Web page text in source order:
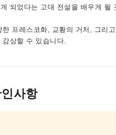
되었다는 고대 전설을 배우게 될
한 프레스코화, 교황의 거처, 그리
상할 수 있습니다.
사항